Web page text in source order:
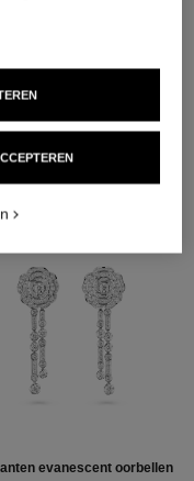
evanescent oorbellen